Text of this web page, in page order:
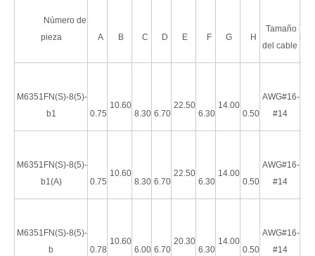
Número de
pieza
A B C D E F G H
Tamaño
del cable
M6351FN(S)-8(5)-
b1
0.75
10.60
8.30 6.70
22.50
6.30
14.00
0.50
AWG#16-
#14
M6351FN(S)-8(5)-
b1(A)
0.75
10.60
8.30 6.70
22.50
6.30
14.00
0.50
AWG#16-
#14
M6351FN(S)-8(5)-
b
0.78
10.60
6.00 6.70
20.30
6.30
14.00
0.50
AWG#16-
#14